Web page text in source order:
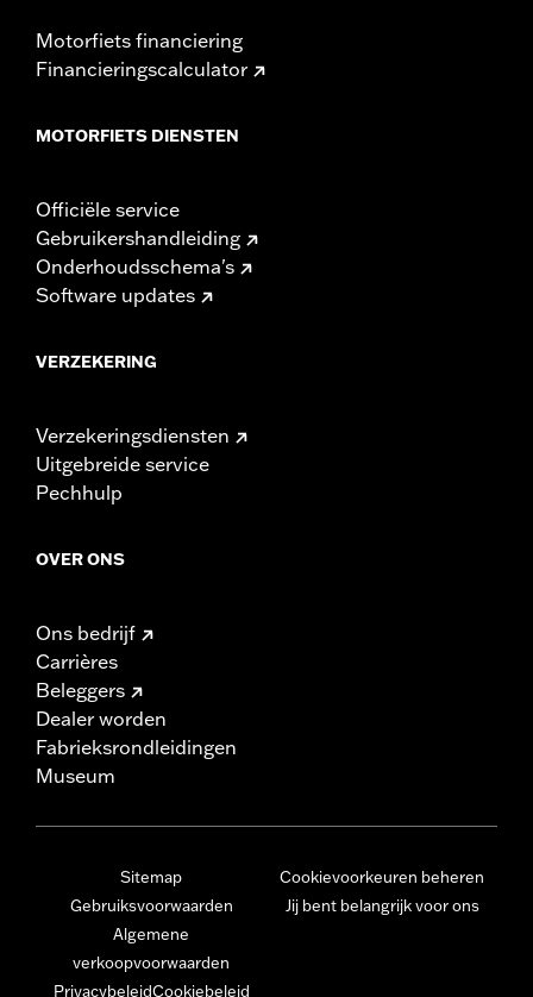
Motorfiets financiering
Financieringscalculator
MOTORFIETS DIENSTEN
Officiële service
Gebruikershandleiding
Onderhoudsschema's
Software updates
VERZEKERING
Verzekeringsdiensten
Uitgebreide service
Pechhulp
OVER ONS
Ons bedrijf
Carrières
Beleggers
Dealer worden
Fabrieksrondleidingen
Museum
Sitemap
Gebruiksvoorwaarden
Algemene
verkoopvoorwaarden
PrivacybeleidCookiebeleid
Cookievoorkeuren beheren
Jij bent belangrijk voor ons